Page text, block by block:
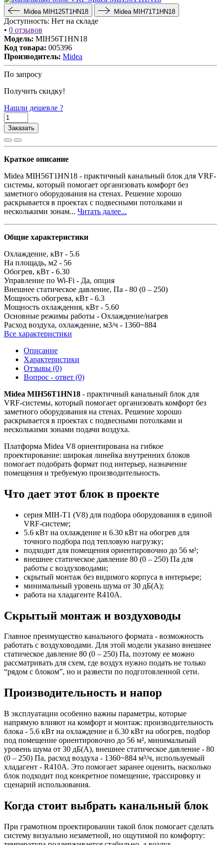
Midea MIH125T1HN18 Midea MIH71T1HN18
Доступность: Нет на складе
• 0 отзывов
Модель: MIH56T1HN18
Код товара: 005396
Производитель: Midea
По запросу
Получить скидку!
Нашли дешевле ?
Заказать
Краткое описание
Midea MIH56T1HN18 - практичный канальный блок для VRF-
системы, который помогает организовать комфорт без
заметного оборудования на стенах. Решение хорошо
раскрывается в проектах с подвесными потолками и
несколькими зонам... Читать далее...
Общие характеристики
Охлаждение, кВт - 5.6
На площадь, м2 - 56
Обогрев, кВт - 6.30
Управление по Wi-Fi - Да, опция
Внешнее статическое давление, Па - 80 (0 – 250)
Мощность обогрева, кВт - 6.3
Мощность охлаждения, кВт - 5.60
Основные режимы работы - Охлаждение/нагрев
Расход воздуха, охлаждение, м3/ч - 1360~884
Все характеристики
Описание
Характеристики
Отзывы (0)
Вопрос - ответ (0)
Midea MIH56T1HN18 - практичный канальный блок для
VRF-системы, который помогает организовать комфорт без
заметного оборудования на стенах. Решение хорошо
раскрывается в проектах с подвесными потолками и
несколькими зонами подачи воздуха.
Платформа Midea V8 ориентирована на гибкое
проектирование: широкая линейка внутренних блоков
помогает подобрать формат под интерьер, назначение
помещения и требуемую производительность.
Что дает этот блок в проекте
серия MIH-T1 (V8) для подбора оборудования в единой
VRF-системе;
5.6 кВт на охлаждение и 6.30 кВт на обогрев для
точного подбора под тепловую нагрузку;
подходит для помещения ориентировочно до 56 м²;
внешнее статическое давление 80 (0 – 250) Па для
работы с воздуховодами;
скрытый монтаж без видимого корпуса в интерьере;
минимальный уровень шума от 30 дБ(А);
работа на хладагенте R410A.
Скрытый монтаж и воздуховоды
Главное преимущество канального формата - возможность
работать с воздуховодами. Для этой модели указано внешнее
статическое давление 80 (0 – 250) Па, поэтому ее можно
рассматривать для схем, где воздух нужно подать не только
“рядом с блоком”, но и развести по подготовленной сети.
Производительность и напор
В эксплуатации особенно важны параметры, которые
напрямую влияют на комфорт и монтаж: производительность
блока - 5.6 кВт на охлаждение и 6.30 кВт на обогрев, подбор
под помещение ориентировочно до 56 м², минимальный
уровень шума от 30 дБ(А), внешнее статическое давление - 80
(0 – 250) Па, расход воздуха - 1360~884 м³/ч, используемый
хладагент - R410A. Это помогает заранее оценить, насколько
блок подходит под конкретное помещение, трассировку и
сценарий использования.
Когда стоит выбрать канальный блок
При грамотном проектировании такой блок помогает сделать
систему визуально незаметной, но ощутимой по комфорту: